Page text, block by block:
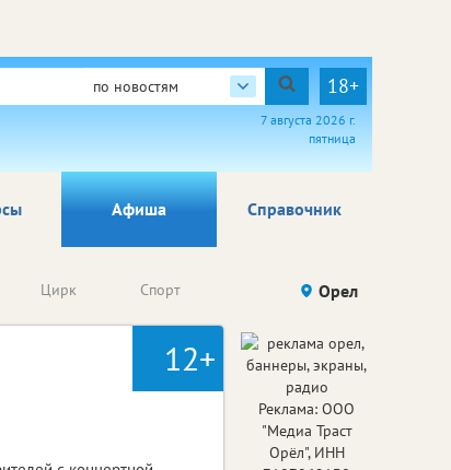
по новостям 18+
7 августа 2026 г.
пятница
Афиша Справочник
Цирк Спорт конкурсов
Орел
12+
Реклама: ООО
"Медиа Траст
Орёл", ИНН